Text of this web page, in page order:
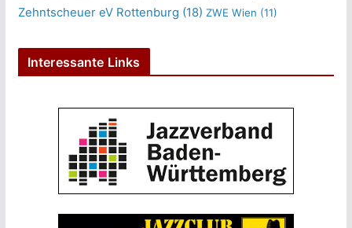
Zehntscheuer eV Rottenburg (18) ZWE Wien (11)
Interessante Links